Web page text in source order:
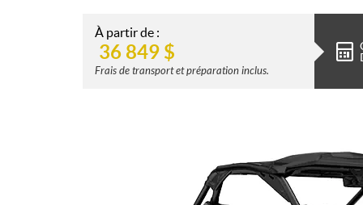
À partir de :
36 849 $
Frais de transport et préparation inclus.